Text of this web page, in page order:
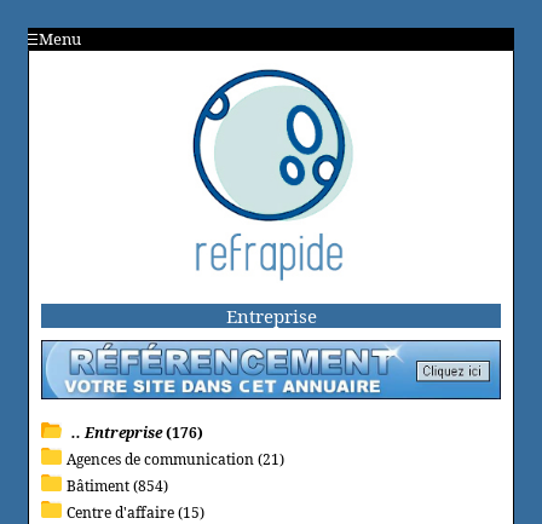
Menu
Entreprise
.. Entreprise(176)
Agences de communication (21)
Bâtiment (854)
Centre d'affaire (15)